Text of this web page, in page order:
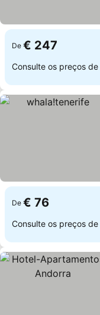
De € 247
Consulte os preços de
De € 76
Consulte os preços de